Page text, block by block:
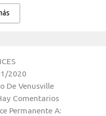
2020
De Venusville
Comentarios
Permanente A: